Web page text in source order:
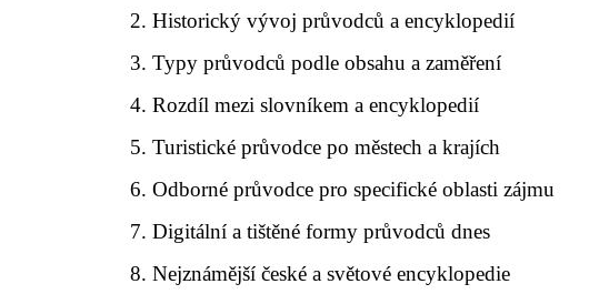
Historický vývoj průvodců a encyklopedií
Typy průvodců podle obsahu a zaměření
Rozdíl mezi slovníkem a encyklopedií
Turistické průvodce po městech a krajích
Odborné průvodce pro specifické oblasti zájmu
Digitální a tištěné formy průvodců dnes
Nejznámější české a světové encyklopedie